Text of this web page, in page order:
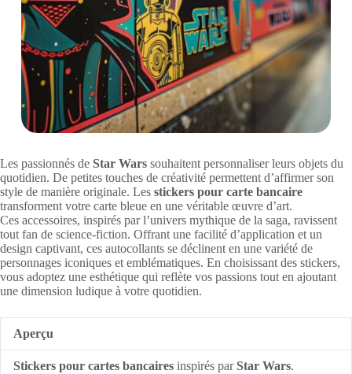
Les passionnés de Star Wars souhaitent personnaliser leurs objets du
quotidien. De petites touches de créativité permettent d’affirmer son
style de manière originale. Les stickers pour carte bancaire
transforment votre carte bleue en une véritable œuvre d’art.
Ces accessoires, inspirés par l’univers mythique de la saga, ravissent
tout fan de science-fiction. Offrant une facilité d’application et un
design captivant, ces autocollants se déclinent en une variété de
personnages iconiques et emblématiques. En choisissant des stickers,
vous adoptez une esthétique qui reflète vos passions tout en ajoutant
une dimension ludique à votre quotidien.
Aperçu
Stickers pour cartes bancaires inspirés parStar Wars.